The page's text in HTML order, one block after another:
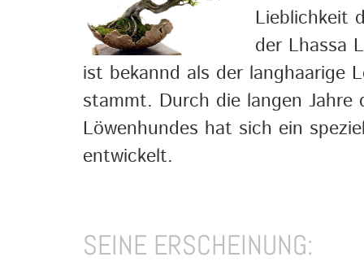
Lieblichkeit
der Lhassa
ist bekannd als der langhaarige
stammt. Durch die langen Jahre
Löwenhundes hat sich ein
entwickelt.
SEINE ERSCHEINUNG: